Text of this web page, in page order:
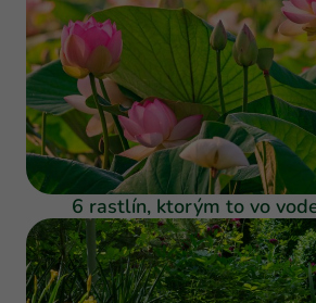
6 rastlín, ktorým to vo